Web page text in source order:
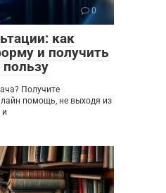
0
как
и получить
Получите
помощь, не выходя из
и